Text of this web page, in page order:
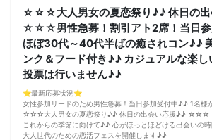
☆☆☆大人男女の夏恋祭り♪♪ 休日の出
☆☆☆男性急募！割引アト2席！当日
ほぼ30代～40代半ばの癒されコン♪♪
ンク＆フード付き♪♪ カジュアルな楽
投票は行いません♪♪
⭐️最新応募状況⭐️
女性参加リードのため男性急募！当日参加受付中♪♪ 1名様
☆☆☆大人男女の夏恋祭り♪♪ 休日の出会い応援♪♪ ☆☆☆
これからの季節に向けて♪♪ 心がほっとほどける出会いの
大人世代のための恋活フェスを開催します♪♪